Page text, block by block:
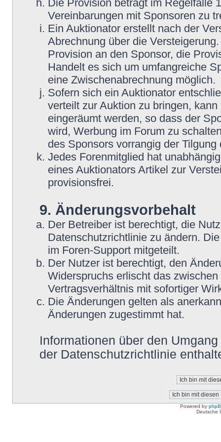
Die Provision beträgt im Regelfalle
Vereinbarungen mit Sponsoren zu
Ein Auktionator erstellt nach der
Abrechnung über die
Provision an den Sponsor, die
Handelt es sich um umfangreiche
eine Zwischenabrechnung möglich.
Sofern sich ein Auktionator
verteilt zur Auktion zu bringen,
eingeräumt werden, so dass der
wird, Werbung im Forum zu
des Sponsors vorrangig der Tilgung
Jedes Forenmitglied hat
eines Auktionators Artikel zur
provisionsfrei.
9. Änderungsvorbehalt
Der Betreiber ist berechtigt, die
Datenschutzrichtlinie zu ändern.
im Foren-Support mitgeteilt.
Der Nutzer ist berechtigt, den
Widerspruchs erlischt das
Vertragsverhältnis mit sofortiger
Die Änderungen gelten als
Änderungen zugestimmt hat.
Informationen über den
der Datenschutzrichtlinie
Powered by
Deutsche